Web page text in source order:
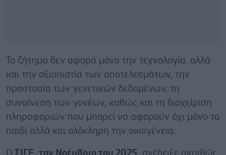
Το ζήτημα δεν αφορά μόνο την τεχνολογία, αλλά
και την αξιοπιστία των αποτελεσμάτων, την
προστασία των γενετικών δεδομένων, τη
συναίνεση των γονέων, καθώς και τη διαχείριση
πληροφοριών που μπορεί να αφορούν όχι μόνο το
παιδί αλλά και ολόκληρη την οικογένεια.
Ο ΣΙΓΕ, τον Νοέμβριο του 2025, ανέδειξε ακριβώς